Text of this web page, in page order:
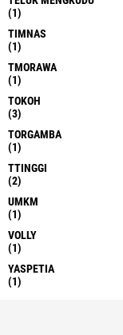
(1)
TIMNAS
(1)
TMORAWA
(1)
TOKOH
(3)
TORGAMBA
(1)
TTINGGI
(2)
UMKM
(1)
VOLLY
(1)
YASPETIA
(1)